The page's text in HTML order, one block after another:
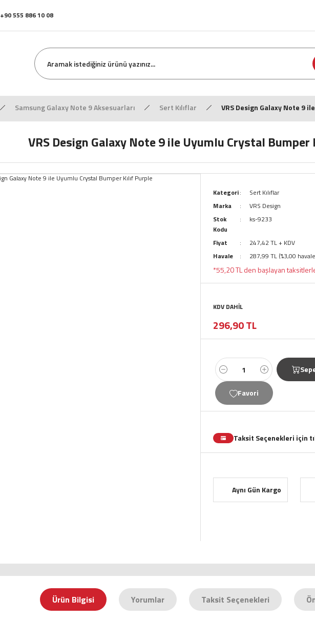
+90 555 886 10 08
Samsung Galaxy Note 9 Aksesuarları Sert Kılıflar VRS Design Galaxy Note 9
VRS Design Galaxy Note 9 ile Uyumlu Crystal Bumper
Kategori
Sert Kılıflar
Marka
VRS Design
Stok
Kodu
ks-9233
Fiyat
247,42 TL + KDV
Havale
287,99 TL (%3,00
*55,20 TL den başlayan
KDV DAHİL
296,90 TL
Taksit Seçenekleri için
Aynı Gün Kargo
Ürün Bilgisi Yorumlar Taksit Seçenekleri